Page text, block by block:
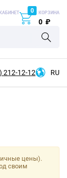
0 КОРЗИНА
0 ₽
212-12-12 RU
цены).
своим